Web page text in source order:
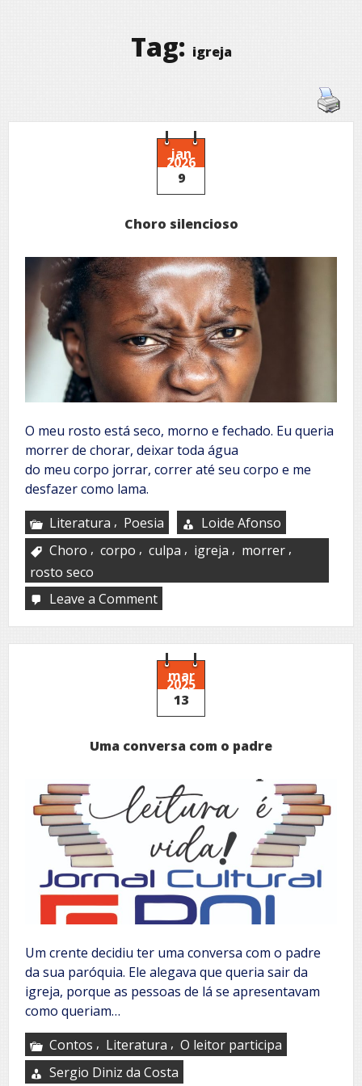
Tag: igreja
jan
2026
9
Choro silencioso
O meu rosto está seco, morno e fechado. Eu queria
morrer de chorar, deixar toda água
do meu corpo jorrar, correr até seu corpo e me
desfazer como lama.
Literatura , Poesia
Loide Afonso
Choro , corpo , culpa , igreja , morrer ,
rosto seco
Leave a Commenton
silencioso
mar
2025
13
Uma conversa com o padre
Um crente decidiu ter uma conversa com o padre
da sua paróquia. Ele alegava que queria sair da
igreja, porque as pessoas de lá se apresentavam
como queriam…
Contos , Literatura , O leitor participa
Sergio Diniz da Costa